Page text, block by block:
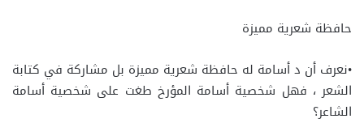
حافظة شعرية مميزة
•نعرف أن د أسامة له حافظة شعرية مميزة بل مشاركة في كتابة
الشعر ، فهل شخصية أسامة المؤرخ طغت على شخصية أسامة
الشاعر؟